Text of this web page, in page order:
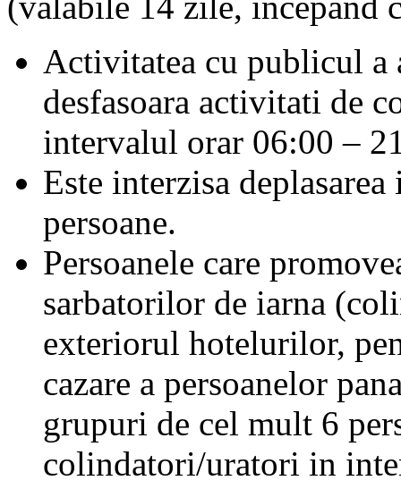
Activitatea cu publicul a
desfasoara activitati de
intervalul orar 06:00 –
Este interzisa
persoane.
Persoanele care
sarbatorilor de iarna
exteriorul hotelurilor,
cazare a persoanelor
grupuri de cel mult 6
colindatori/uratori in